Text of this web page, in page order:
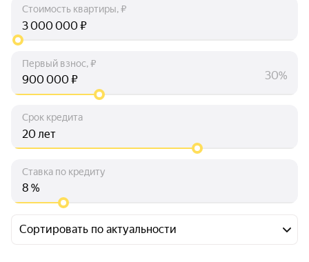
Стоимость квартиры, ₽
₽
Первый взнос, ₽
₽ 30%
Срок кредита
лет
Ставка по кредиту
%
Сортировать по актуальности